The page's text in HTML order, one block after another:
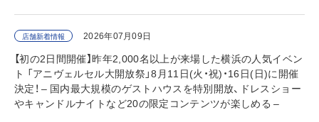
店舗新着情報 2026年07月09日
【初の2日間開催】昨年2,000名以上が来場した横浜の人気イベン
ト 「アニヴェルセル大開放祭」8月11日(火・祝)・16日(日)に開催
決定！ – 国内最大規模のゲストハウスを特別開放、ドレスショー
やキャンドルナイトなど20の限定コンテンツが楽しめる –